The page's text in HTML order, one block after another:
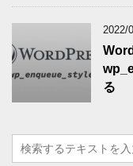
2022/
る